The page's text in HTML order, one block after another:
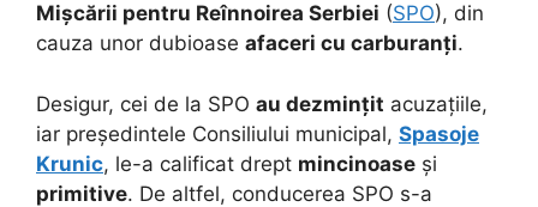
Mișcării pentru Reînnoirea Serbiei (SPO), din
cauza unor dubioase afaceri cu carburanți.
Desigur, cei de la SPO au dezmințit acuzațiile,
iar președintele Consiliului municipal, Spasoje
Krunic, le-a calificat drept mincinoase și
primitive. De altfel, conducerea SPO s-a